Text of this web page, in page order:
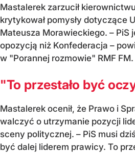
Mastalerek zarzucił
krytykował pomysły dotyczące
Mateusza Morawieckiego. – PiS
opozycją niż Konfederacja –
w "Porannej rozmowie" RMF FM.
"To przestało być
Mastalerek ocenił, że Prawo i
walczyć o utrzymanie pozycji
sceny politycznej. – PiS musi
być dalej liderem prawicy. To